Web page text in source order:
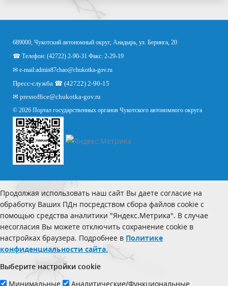
689000, Чукотский автономный округ, Анадырь, ул. Беринга, 20
☎ Телефон: (42722) 2-90-31 Факс: 2-29-19
✉ e-mail:admin87chao@chukotka-gov.ru
Пресс-служба ☎ (42722) 2-90-15
✉ pressoffice@chukotka-gov.ru
© 2026 Портал государственных органов Чукотского автономного округа
Продолжая использовать наш сайт Вы даете согласие на
обработку Ваших ПДн посредством сбора файлов cookie с
помощью средства аналитики "Яндекс.Метрика". В случае
несогласия Вы можете отключить сохранение cookie в
настройках браузера. Подробнее в Политике
конфиденциальности сайта.
Выберите настройки cookie
Минимальные
Аналитические/Функциональные